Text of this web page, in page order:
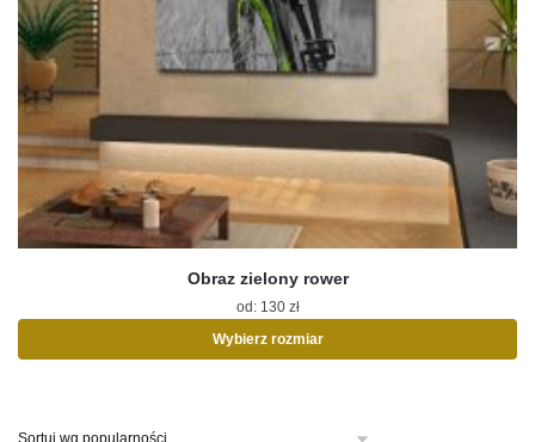
Obraz zielony rower
od: 130 zł
Wybierz rozmiar